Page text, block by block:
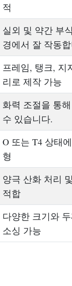
적
실외 및 약간 부
경에서 잘 작동
프레임, 탱크, 지
리로 제작 가능
화력 조절을 통
수 있습니다.
O 또는 T4 상태
형
양극 산화 처리
적합
다양한 크기와
소싱 가능